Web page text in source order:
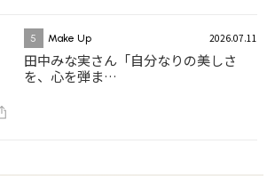
5 Make Up 2026.07.11
田中みな実さん「自分なりの美しさ
を、心を弾ま…